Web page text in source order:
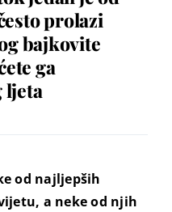
prolazi
bajkovite
ga
ljeta
od najljepših
a neke od njih